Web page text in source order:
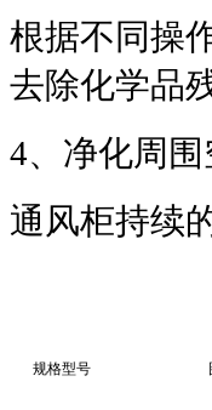
根据不同操
去除化学品
4、净化周围
通风柜持续
规格型号